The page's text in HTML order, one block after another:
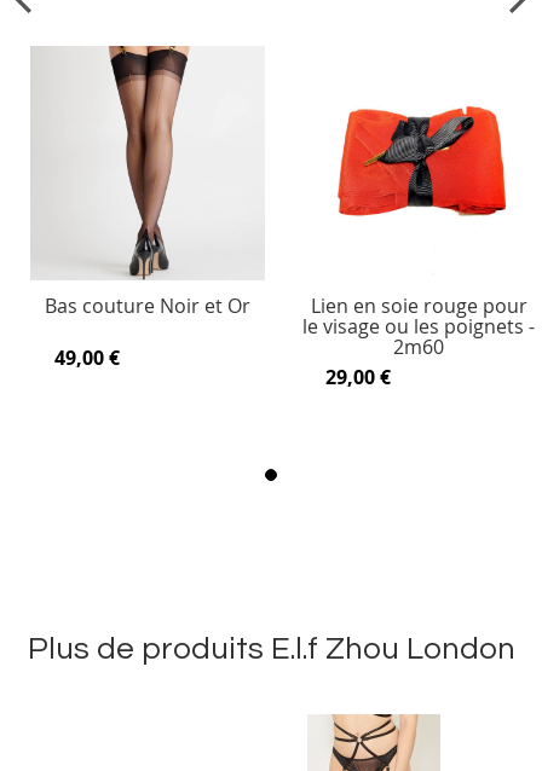
Bas couture Noir et Or
49,00 €
Lien en soie rouge pour
le visage ou les poignets -
2m60
29,00 €
Plus de produits E.l.f Zhou London